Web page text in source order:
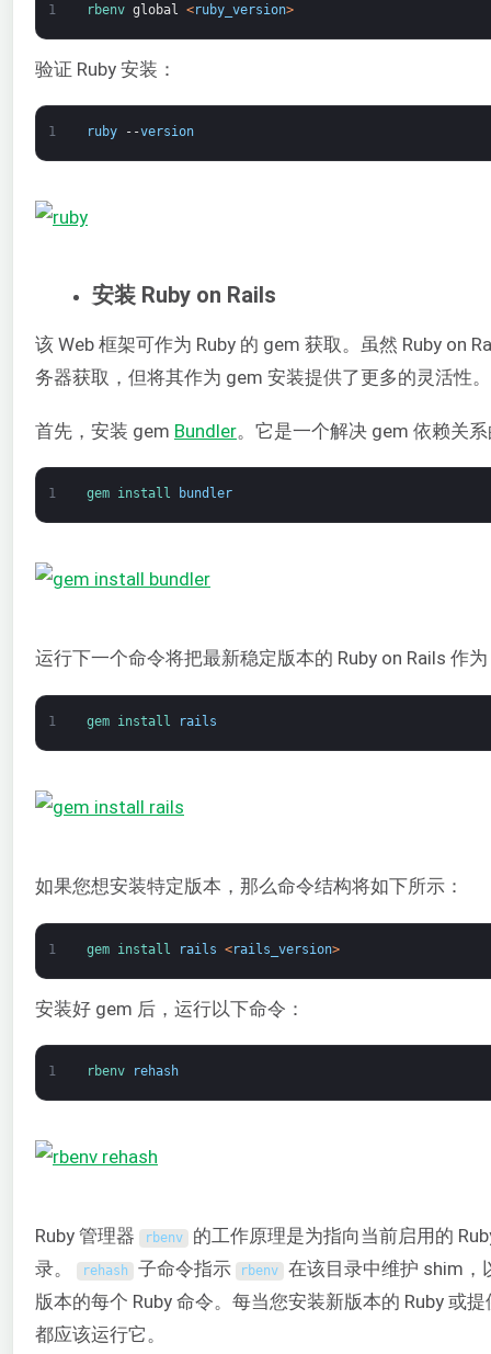
1 rbenv global <ruby_version>
验证 Ruby 安装：
1 ruby --version
安装 Ruby on Rails
该 Web 框架可作为 Ruby 的 gem 获取。虽然 Ruby on
务器获取，但将其作为 gem 安装提供了更多的灵活性。
首先，安装 gem Bundler。它是一个解决 gem 依赖关
1 gem install bundler
运行下一个命令将把最新稳定版本的 Ruby on Rails 作
1 gem install rails
如果您想安装特定版本，那么命令结构将如下所示：
1 gem install rails <rails_version>
安装好 gem 后，运行以下命令：
1 rbenv rehash
Ruby 管理器 rbenv 的工作原理是为指向当前启用的
录。
rehash 子命令指示 rbenv
在该目录中维护 shim，
版本的每个 Ruby 命令。每当您安装新版本的 Ruby 或
都应该运行它。